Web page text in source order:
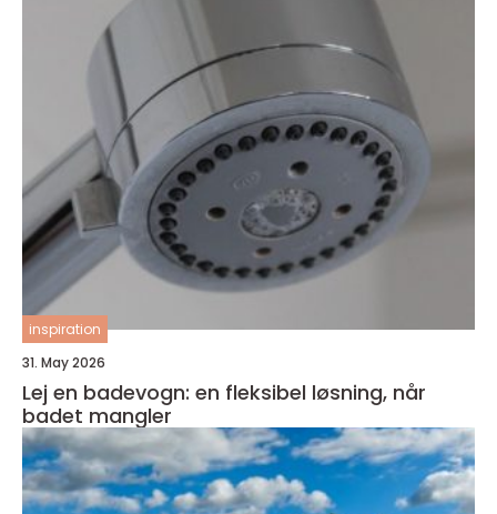
inspiration
31. May 2026
Lej en badevogn: en fleksibel løsning, når
badet mangler